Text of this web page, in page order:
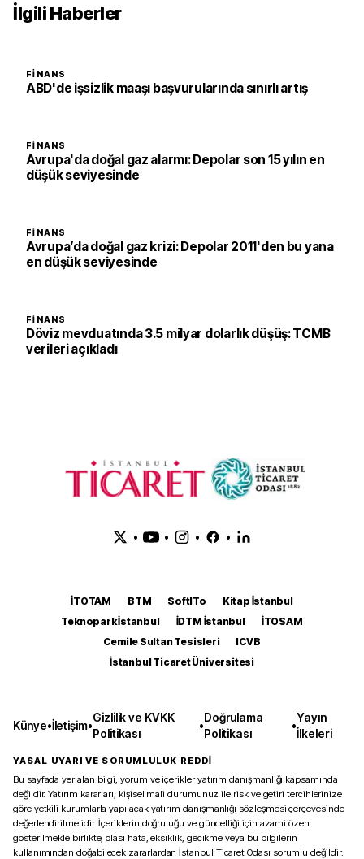
İlgili Haberler
FINANS
ABD'de işsizlik maaşı başvurularında sınırlı artış
FINANS
Avrupa'da doğal gaz alarmı: Depolar son 15 yılın en
düşük seviyesinde
FINANS
Avrupa’da doğal gaz krizi: Depolar 2011'den bu yana
en düşük seviyesinde
FINANS
Döviz mevduatında 3.5 milyar dolarlık düşüş: TCMB
verileri açıkladı
• • • •
İTOTAM BTM SoftITo
Kitap İstanbul
Teknopark İstanbul
İDTM İstanbul
İTOSAM
Cemile Sultan Tesisleri
ICVB
İstanbul Ticaret Üniversitesi
Künye•İletişim•
Gizlilik ve KVKK
Politikası
•
Doğrulama
Politikası
•
Yayın
İlkeleri
YASAL UYARI VE SORUMLULUK REDDİ
Bu sayfada yer alan bilgi, yorum ve içerikler yatırım danışmanlığı kapsamında
değildir. Yatırım kararları, kişisel mali durumunuz ile risk ve getiri tercihlerinize
göre yetkili kurumlarla yapılacak yatırım danışmanlığı sözleşmesi çerçevesinde
değerlendirilmelidir. İçeriklerin doğruluğu ve güncelliği için azami özen
gösterilmekle birlikte, olası hata, eksiklik, gecikme veya bu bilgilerin
kullanımından doğabilecek zararlardan İstanbul Ticaret Odası sorumlu değildir.